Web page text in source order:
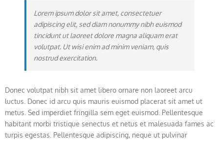
Lorem ipsum dolor sit amet, consectetuer
adipiscing elit, sed diam nonummy nibh euismod
tincidunt ut laoreet dolore magna aliquam erat
volutpat. Ut wisi enim ad minim veniam, quis
nostrud exercitation.
Donec volutpat nibh sit amet libero ornare non laoreet arcu
luctus. Donec id arcu quis mauris euismod placerat sit amet ut
metus. Sed imperdiet fringilla sem eget euismod. Pellentesque
habitant morbi tristique senectus et netus et malesuada fames ac
turpis egestas. Pellentesque adipiscing, neque ut pulvinar